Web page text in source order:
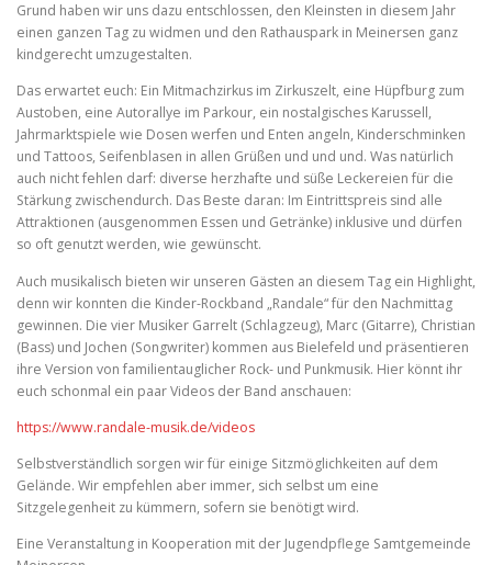
Grund haben wir uns dazu entschlossen, den Kleinsten in diesem Jahr
einen ganzen Tag zu widmen und den Rathauspark in Meinersen ganz
kindgerecht umzugestalten.
Das erwartet euch: Ein Mitmachzirkus im Zirkuszelt, eine Hüpfburg zum
Austoben, eine Autorallye im Parkour, ein nostalgisches Karussell,
Jahrmarktspiele wie Dosen werfen und Enten angeln, Kinderschminken
und Tattoos, Seifenblasen in allen Grüßen und und und. Was natürlich
auch nicht fehlen darf: diverse herzhafte und süße Leckereien für die
Stärkung zwischendurch. Das Beste daran: Im Eintrittspreis sind alle
Attraktionen (ausgenommen Essen und Getränke) inklusive und dürfen
so oft genutzt werden, wie gewünscht.
Auch musikalisch bieten wir unseren Gästen an diesem Tag ein Highlight,
denn wir konnten die Kinder-Rockband „Randale“ für den Nachmittag
gewinnen. Die vier Musiker Garrelt (Schlagzeug), Marc (Gitarre), Christian
(Bass) und Jochen (Songwriter) kommen aus Bielefeld und präsentieren
ihre Version von familientauglicher Rock- und Punkmusik. Hier könnt ihr
euch schonmal ein paar Videos der Band anschauen:
https://www.randale-musik.de/videos
Selbstverständlich sorgen wir für einige Sitzmöglichkeiten auf dem
Gelände. Wir empfehlen aber immer, sich selbst um eine
Sitzgelegenheit zu kümmern, sofern sie benötigt wird.
Eine Veranstaltung in Kooperation mit der Jugendpflege Samtgemeinde